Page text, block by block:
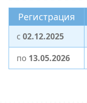
Регистрация
c 02.12.2025
по 13.05.2026